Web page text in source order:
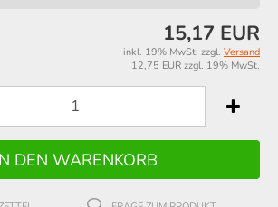
15,17 EUR
inkl. 19% MwSt. zzgl. Versand
12,75 EUR zzgl. 19% MwSt.